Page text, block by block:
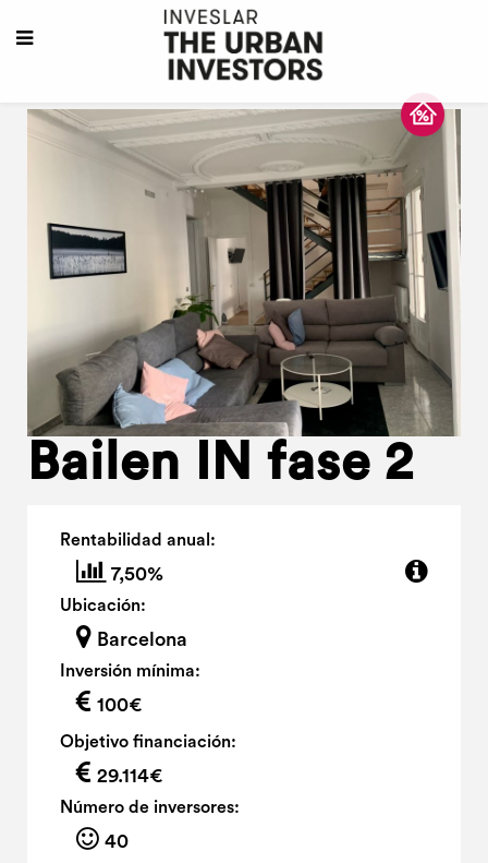
Bailen IN fase 2
Rentabilidad anual:
7,50%
Ubicación:
Barcelona
Inversión mínima:
100€
Objetivo financiación:
29.114€
Número de inversores:
40